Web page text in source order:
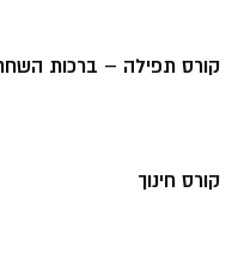
קורס תפילה – ברכות
קורס חינוך